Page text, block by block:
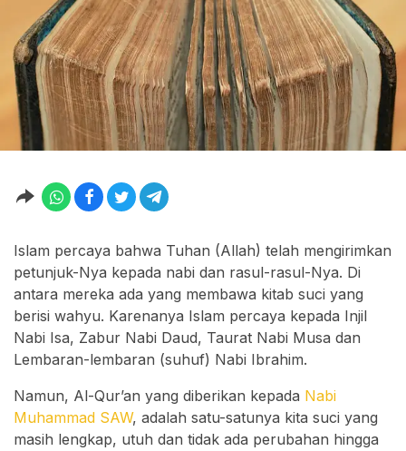
Islam percaya bahwa Tuhan (Allah) telah mengirimkan
petunjuk-Nya kepada nabi dan rasul-rasul-Nya. Di
antara mereka ada yang membawa kitab suci yang
berisi wahyu. Karenanya Islam percaya kepada Injil
Nabi Isa, Zabur Nabi Daud, Taurat Nabi Musa dan
Lembaran-lembaran (suhuf) Nabi Ibrahim.
Namun, Al-Qur’an yang diberikan kepada Nabi
Muhammad SAW, adalah satu-satunya kita suci yang
masih lengkap, utuh dan tidak ada perubahan hingga